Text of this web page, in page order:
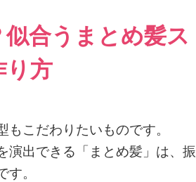
合うまとめ髪ス
り方
こだわりたいものです。
演出できる「まとめ髪」は、振
。